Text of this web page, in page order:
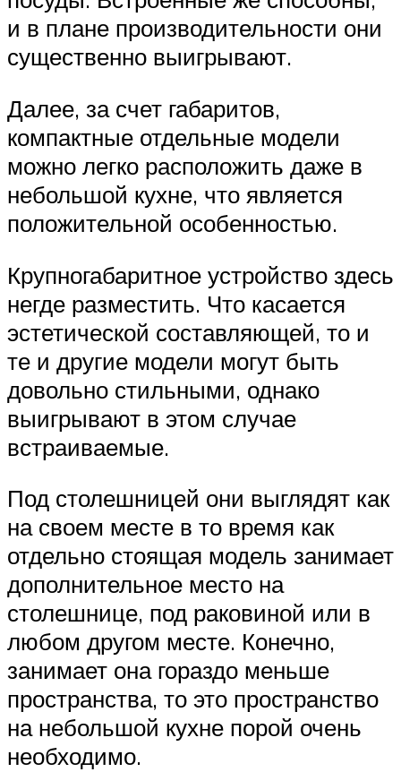
и в плане производительности они
существенно выигрывают.
Далее, за счет габаритов,
компактные отдельные модели
можно легко расположить даже в
небольшой кухне, что является
положительной особенностью.
Крупногабаритное устройство здесь
негде разместить. Что касается
эстетической составляющей, то и
те и другие модели могут быть
довольно стильными, однако
выигрывают в этом случае
встраиваемые.
Под столешницей они выглядят как
на своем месте в то время как
отдельно стоящая модель занимает
дополнительное место на
столешнице, под раковиной или в
любом другом месте. Конечно,
занимает она гораздо меньше
пространства, то это пространство
на небольшой кухне порой очень
необходимо.